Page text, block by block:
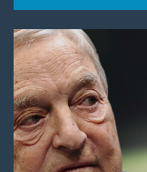
mjsoros.jpg